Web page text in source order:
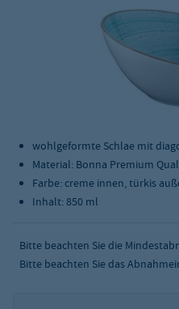
wohlgeformte Schlae mit
Material: Bonna Premium
Farbe: creme innen, türkis
Inhalt: 850 ml
Bitte beachten Sie die
Bitte beachten Sie das